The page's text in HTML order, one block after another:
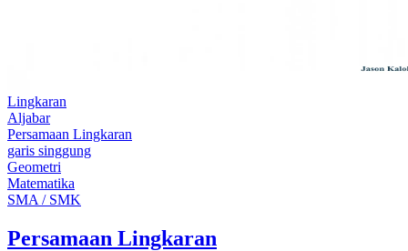
Lingkaran
Aljabar
Persamaan Lingkaran
garis singgung
Geometri
Matematika
SMA / SMK
Persamaan Lingkaran